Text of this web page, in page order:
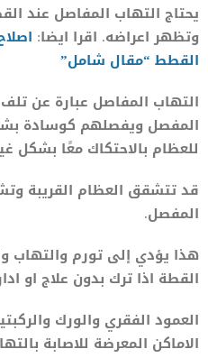
يحتاج التهاب المفاصل عند
وتظهر اعراضه. اقرا ايضا:
القطط “مقال شامل”
التهاب المفاصل عبارة عن
المفصل ويفصلهم كوسادة
للعظام بالاحتكاك معًا بشكل
قد تتشقق العظام القريبة
المفصل.
هذا يؤدي إلى تورم والتهاب
القطة اذا ترك بدون علاج او
العمود الفقري والورك
الاماكن المعرضة للاصابة